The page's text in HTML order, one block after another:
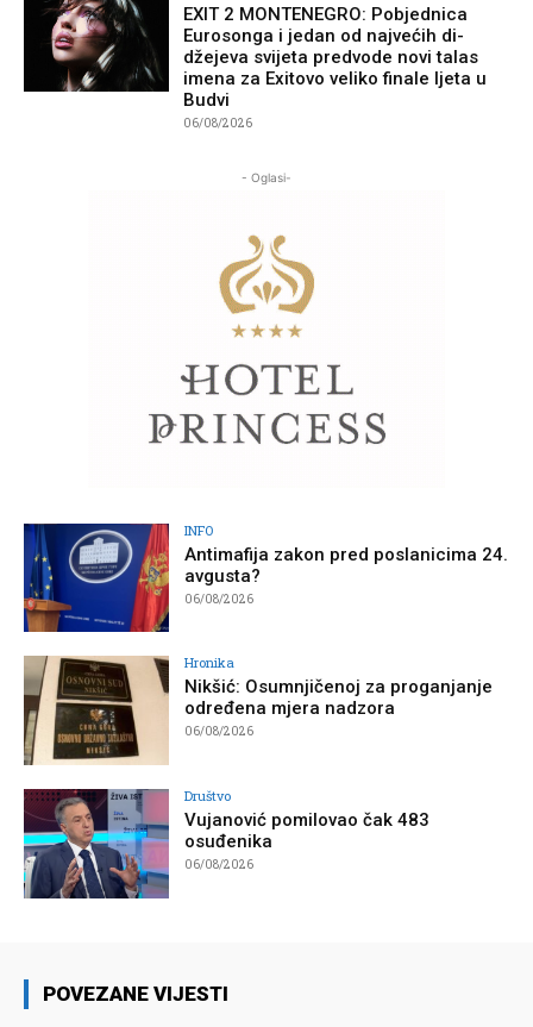
EXIT 2 MONTENEGRO: Pobjednica
Eurosonga i jedan od najvećih di-
džejeva svijeta predvode novi talas
imena za Exitovo veliko finale ljeta u
Budvi
06/08/2026
- Oglasi-
INFO
Antimafija zakon pred poslanicima 24.
avgusta?
06/08/2026
Hronika
Nikšić: Osumnjičenoj za proganjanje
određena mjera nadzora
06/08/2026
Društvo
Vujanović pomilovao čak 483
osuđenika
06/08/2026
POVEZANE VIJESTI